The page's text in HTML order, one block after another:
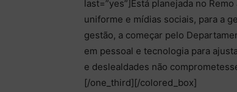
last=”yes”]Está planejada no
uniforme e mídias sociais, para a
gestão, a começar pelo
em pessoal e tecnologia para
e deslealdades não
[/one_third][/colored_box]